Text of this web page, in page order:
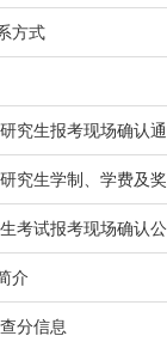
方式
究生报考现场确认
究生学制、学费及
考试报考现场确认
介
分信息